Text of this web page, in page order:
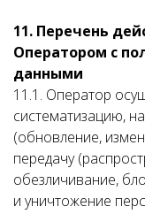
11. Перечень
Оператором с
данными
11.1. Оператор
систематизацию,
(обновление,
передачу
обезличивание,
и уничтожение